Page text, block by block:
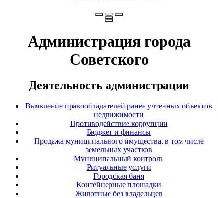
Администрация города
Советского
Деятельность администрации
Выявление правообладателей ранее учтенных объектов
недвижимости
Противодействие коррупции
Бюджет и финансы
Продажа муниципального имущества, в том числе
земельных участков
Муниципальный контроль
Ритуальные услуги
Городская баня
Контейнерные площадки
Животные без владельцев